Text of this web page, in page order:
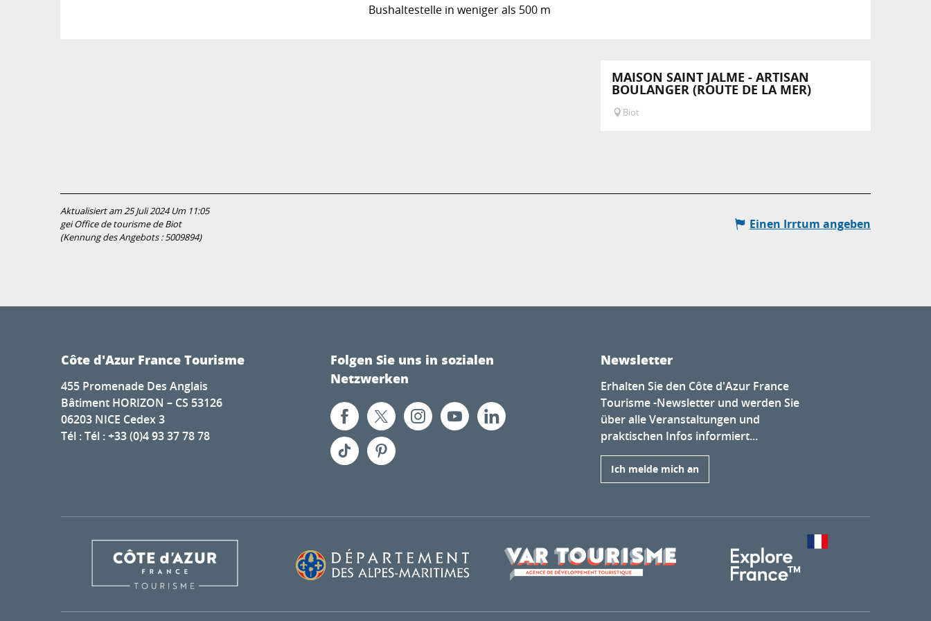
Bushaltestelle in weniger als 500 m
MAISON SAINT JALME - ARTISAN
BOULANGER (ROUTE DE LA MER)
Biot
Aktualisiert am 25 Juli 2024 Um 11:05
gei Office de tourisme de Biot
(Kennung des Angebots :5009894)
Einen Irrtum angeben
Côte d'Azur France Tourisme
455 Promenade Des Anglais
Bâtiment HORIZON – CS 53126
06203 NICE Cedex 3
Tél : Tél : +33 (0)4 93 37 78 78
Folgen Sie uns in sozialen
Netzwerken
Newsletter
Erhalten Sie den Côte d'Azur France
Tourisme -Newsletter und werden Sie
über alle Veranstaltungen und
praktischen Infos informiert...
Ich melde mich an